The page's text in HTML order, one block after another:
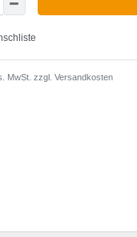
MwSt. zzgl. Versandkosten